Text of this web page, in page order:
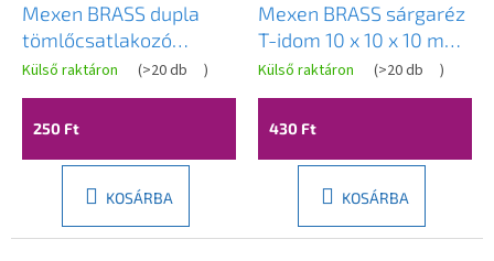
Mexen BRASS dupla
tömlőcsatlakozó
sárgaréz 10 x 10 mm -
W97430-1010
Külső raktáron (>20 db )
250 Ft
KOSÁRBA
Mexen BRASS sárgaréz
T-idom 10 x 10 x 10 mm-
es tömlőhöz - W97428-
101010
Külső raktáron (>20 db )
430 Ft
KOSÁRBA